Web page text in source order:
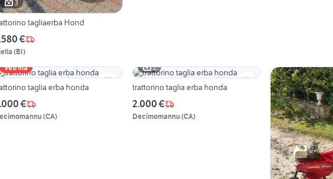
3
tagliaerba Hond
€
(BI)
Vetrina
taglia erba honda
€
(CA)
2
trattorino taglia erba honda
2.000 €
Decimomannu(CA)